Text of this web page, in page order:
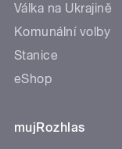
Válka na Ukrajině
Komunální volby
Stanice
eShop
mujRozhlas